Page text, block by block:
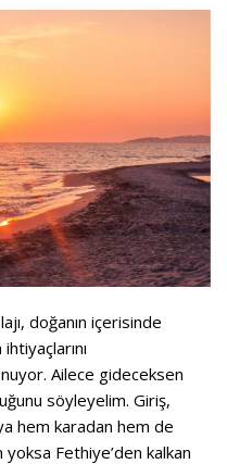
doğanın içerisinde
Ailece gideceksen
söyleyelim. Giriş,
hem karadan hem de
Fethiye’den kalkan